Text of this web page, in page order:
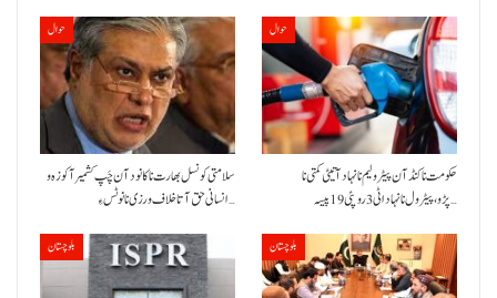
حوال
سلامتی کونسل بھارت نا کانود آن چَپ کشمیر آ کوزہ و
انسانی حق آتا خلاف ورزی نا نوٹس ءِ…
حوال
حکومت نا کنڈ آن پیٹرولیم نا نہاد آتیٹی کمتی نا
پڑو،پیٹرول نا نہاد اٹی 3 روپئی 19 پیسہ…
بلوچستان بلوچستان